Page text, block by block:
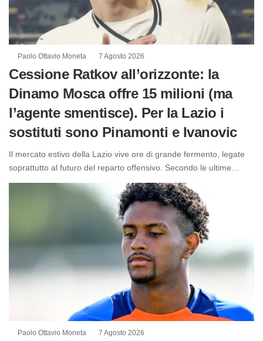
Paolo Ottavio Moneta 7 Agosto 2026
Cessione Ratkov all’orizzonte: la
Dinamo Mosca offre 15 milioni (ma
l’agente smentisce). Per la Lazio i
sostituti sono Pinamonti e Ivanovic
Il mercato estivo della Lazio vive ore di grande fermento, legate
soprattutto al futuro del reparto offensivo. Secondo le ultime…
Paolo Ottavio Moneta 7 Agosto 2026